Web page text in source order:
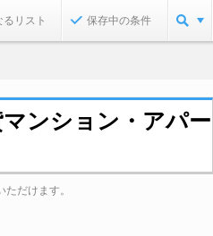
るリスト 保存中の条件
ンション・アパー
だけます。